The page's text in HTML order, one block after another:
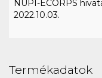
NUPI-ECORPS
2022.10.03.
Termékadatok